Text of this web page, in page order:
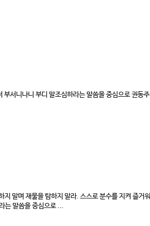
서니나니 부디 말조심하라는 말씀을 중심으로 권동주
말며 재물을 탐하지 말라. 스스로 분수를 지켜 즐거워
는 말씀을 중심으로 ...